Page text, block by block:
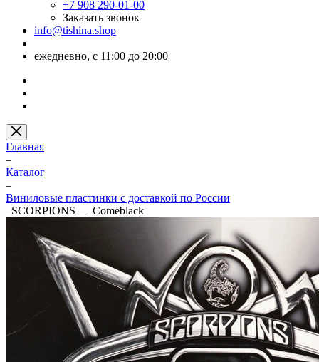
+7 908 290-01-00
Заказать звонок
info@tishina.shop
ежедневно, с 11:00 до 20:00
Главная
–
Каталог
–
Виниловые пластинки с доставкой по России
–SCORPIONS — Comeblack